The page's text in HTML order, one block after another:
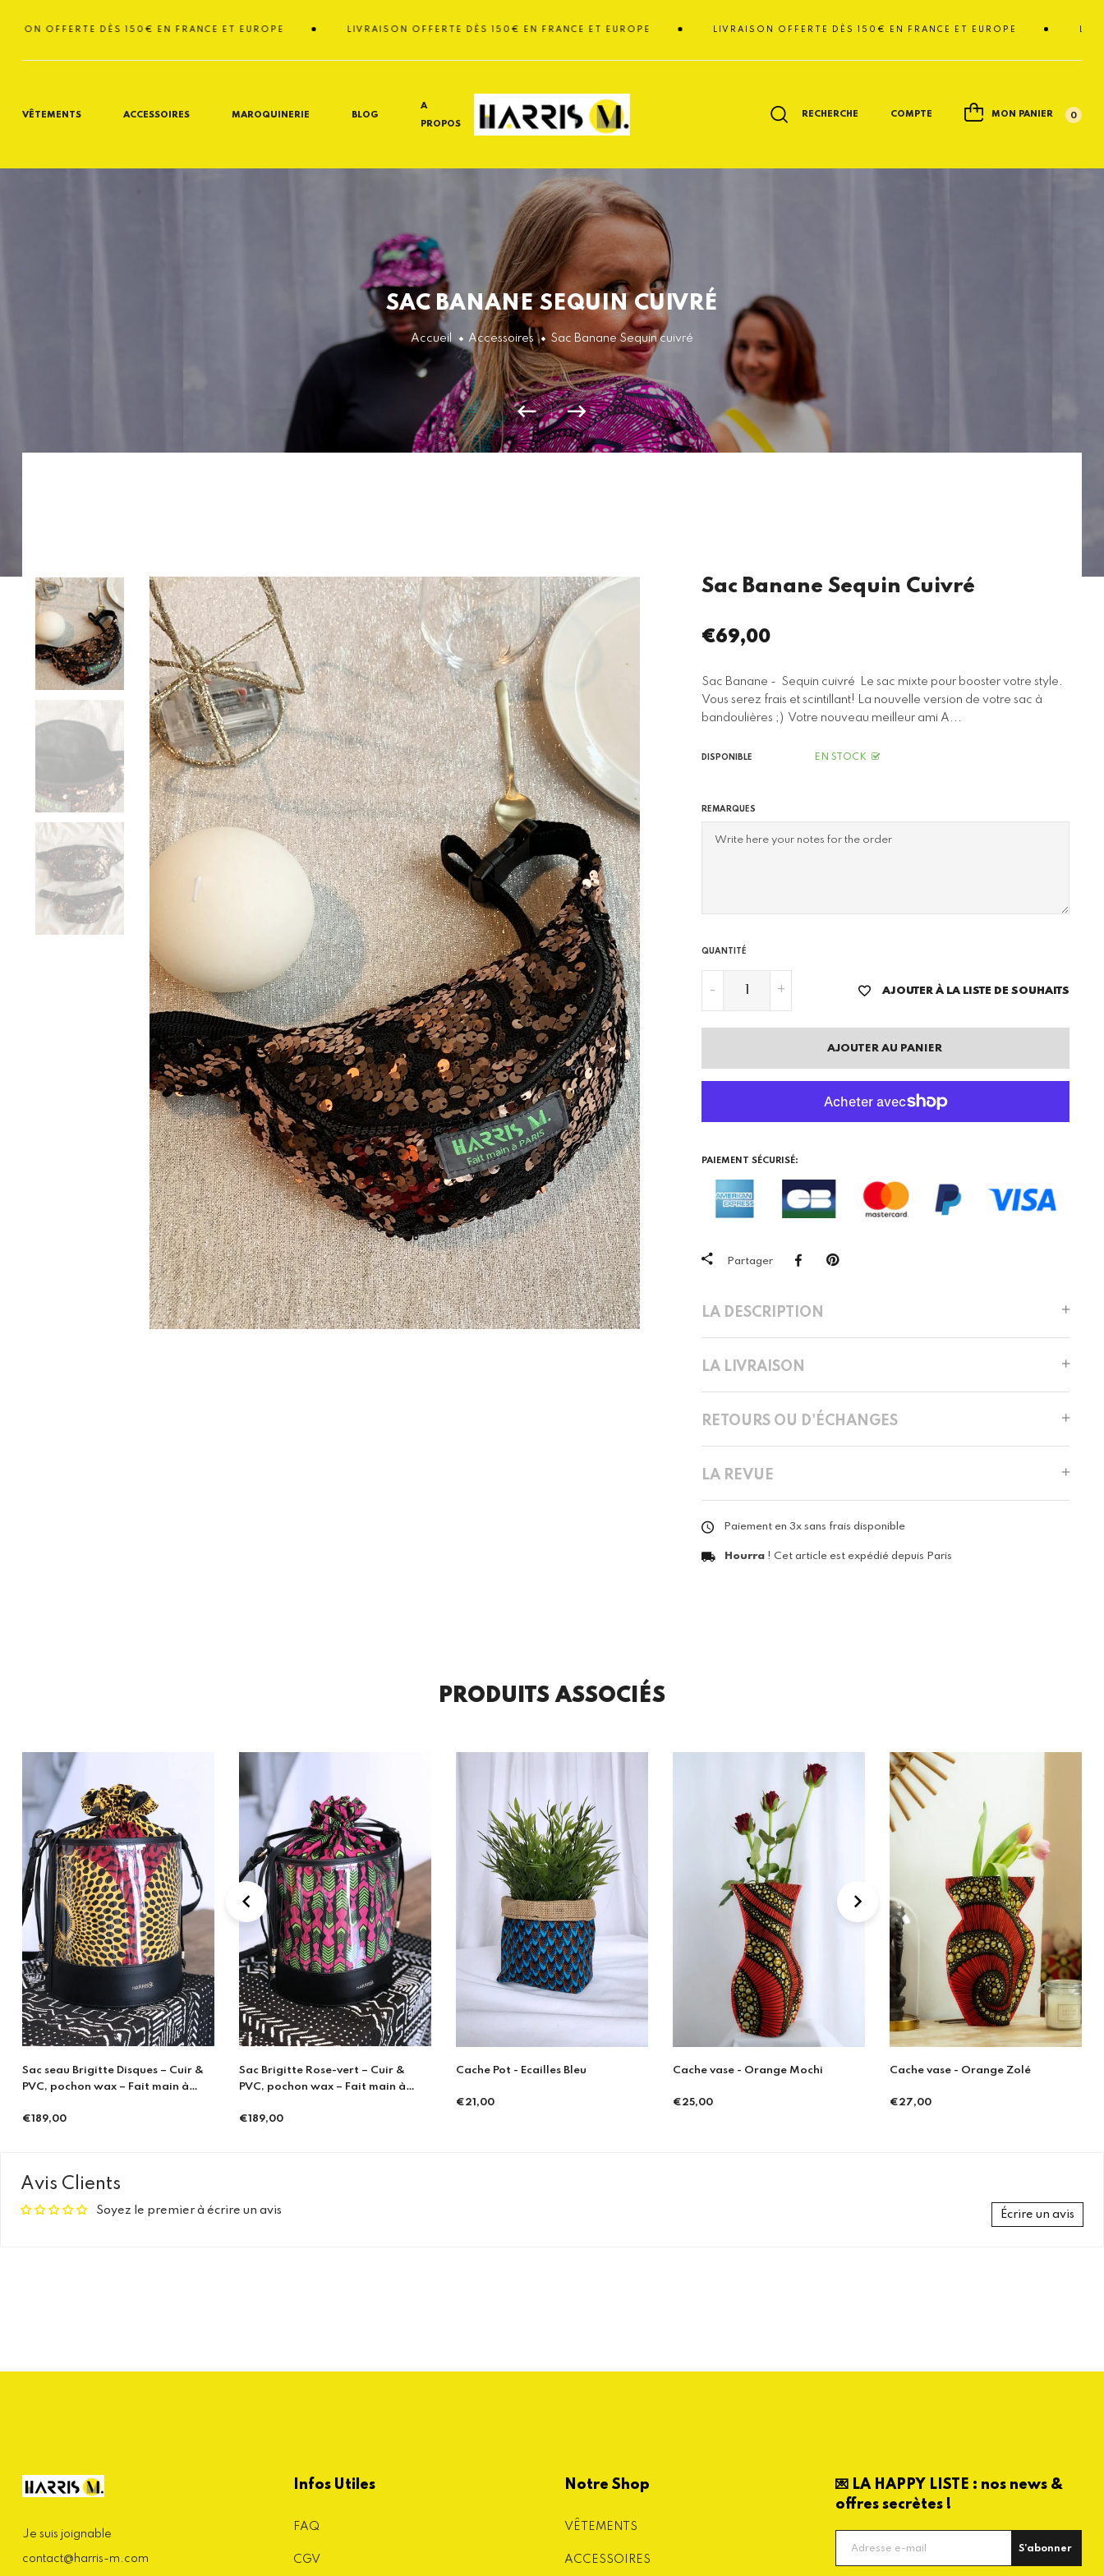
DÈS 150€ EN FRANCE ET EUROPE LIVRAISON OFFERTE DÈS 150€ EN FRANCE ET EUROPE LIVRAISON OFFERTE DÈS 150€ EN FRANCE ET EUROPE LIVRAISON
VÊTEMENTS ACCESSOIRES MAROQUINERIE BLOG
A
PROPOS
RECHERCHE COMPTE MON PANIER 0
SAC BANANE SEQUIN CUIVRÉ
Accueil Accessoires Sac Banane Sequin cuivré
Sac Banane Sequin Cuivré
Prix
€69,00
Sac Banane - Sequin cuivré Le sac mixte pour booster votre style.
Vous serez frais et scintillant! La nouvelle version de votre sac à
bandoulières ;) Votre nouveau meilleur ami A...
DISPONIBLE EN STOCK
REMARQUES
QUANTITÉ
- + AJOUTER À LA LISTE DE SOUHAITS
AJOUTER AU PANIER
PAIEMENT SÉCURISÉ:
Partager
LA DESCRIPTION
LA LIVRAISON
RETOURS OU D'ÉCHANGES
LA REVUE
Paiement en 3x sans frais disponible
Hourra ! Cet article est expédié depuis Paris
PRODUITS ASSOCIÉS
Sac Brigitte Rose-vert – Cuir &
PVC, pochon wax – Fait main à
€189,00
Cache Pot - Ecailles Bleu Cache vase - Orange Mochi
€25,00
Cache vase - Orange Zolé
€27,00
Snood wax Jaune
€54,90
Avis Clients
Soyez le premier à écrire un avis Écrire un avis
Je suis joignable
contact@harris-m.com
Infos Utiles
FAQ
CGV
Notre Shop
VÊTEMENTS
ACCESSOIRES
💌 LA HAPPY LISTE : nos news &
offres secrètes !
S'abonner